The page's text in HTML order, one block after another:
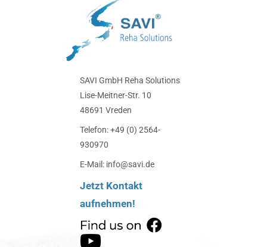
SAVI GmbH Reha Solutions
Lise-Meitner-Str. 10
48691 Vreden
Telefon: +49 (0) 2564-
930970
E-Mail: info@savi.de
Jetzt Kontakt
aufnehmen!